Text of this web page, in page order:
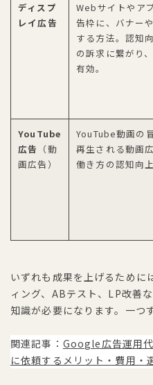
ディスプ
レイ広告
Webサイトやア
告枠に、バナー
する方法。認知
の訴求に繋がり
有効。
YouTube
広告 （動
画広告）
YouTube動画の
再生される動画
働き方の認知向
いずれも成果を上げるために
ィング、ABテスト、LP改善
知識が必要になります。一つ
関連記事： Google広告運用
に依頼するメリット・費用・